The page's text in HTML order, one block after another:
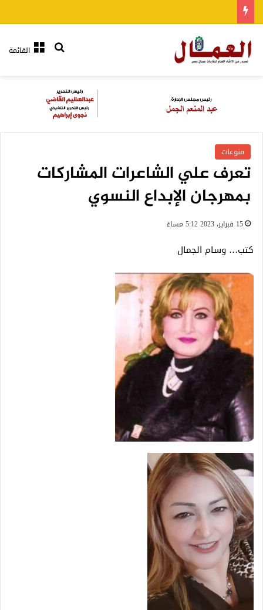
القائمةبحث عن
منوعات
تعرف علي الشاعرات المشاركات
بمهرجان الإبداع النسوي
15 فبراير، 2023 5:12 مساءً
كتب… وسام الجمال